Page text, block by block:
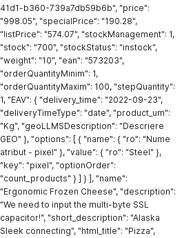
41d1-b360-739a7db59b6b", "price":
"998.05", "specialPrice": "190.28",
"listPrice": "574.07", "stockManagement": 1,
"stock": "700", "stockStatus": "instock",
"weight": "10", "ean": "573203",
"orderQuantityMinim": 1,
"orderQuantityMaxim": 100, "stepQuantity":
1, "EAV": { "delivery_time": "2022-09-23",
"deliveryTimeType": "date", "product_um":
"Kg", "geoLLMSDescription": "Descriere
GEO" }, "options": [ { "name": { "ro": "Nume
atribut - pixel" }, "value": { "ro": "Steel" },
"key": "pixel", "optionOrder":
"count_products" } ] } ], "name":
"Ergonomic Frozen Cheese", "description":
"We need to input the multi-byte SSL
capacitor!", "short_description": "Alaska
Sleek connecting", "html_title": "Pizza",